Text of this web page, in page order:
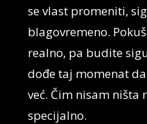
se vlast promeniti,
blagovremeno.
realno, pa budite
dođe taj momenat
već. Čim nisam ništa
specijalno.